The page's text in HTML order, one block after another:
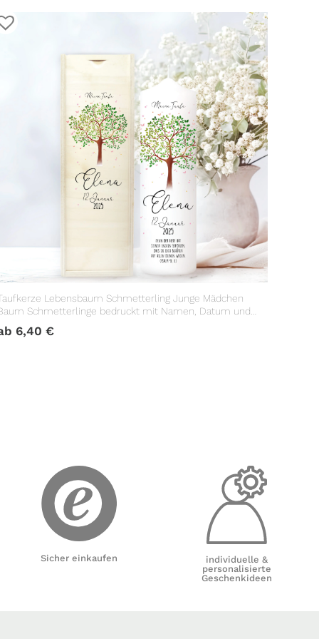
Lebensbaum Schmetterling Junge Mädchen
Schmetterlinge bedruckt mit Namen, Datum und
Taufspruch
6,40 €
Sicher einkaufen
individuelle &
personalisierte
Geschenkideen